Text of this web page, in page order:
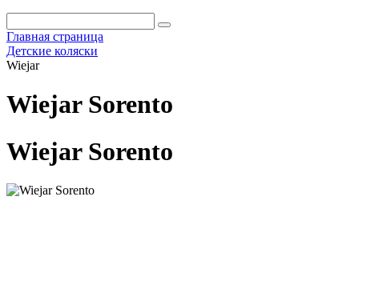
Главная страница
Детские коляски
Wiejar
Wiejar Sorento
Wiejar Sorento